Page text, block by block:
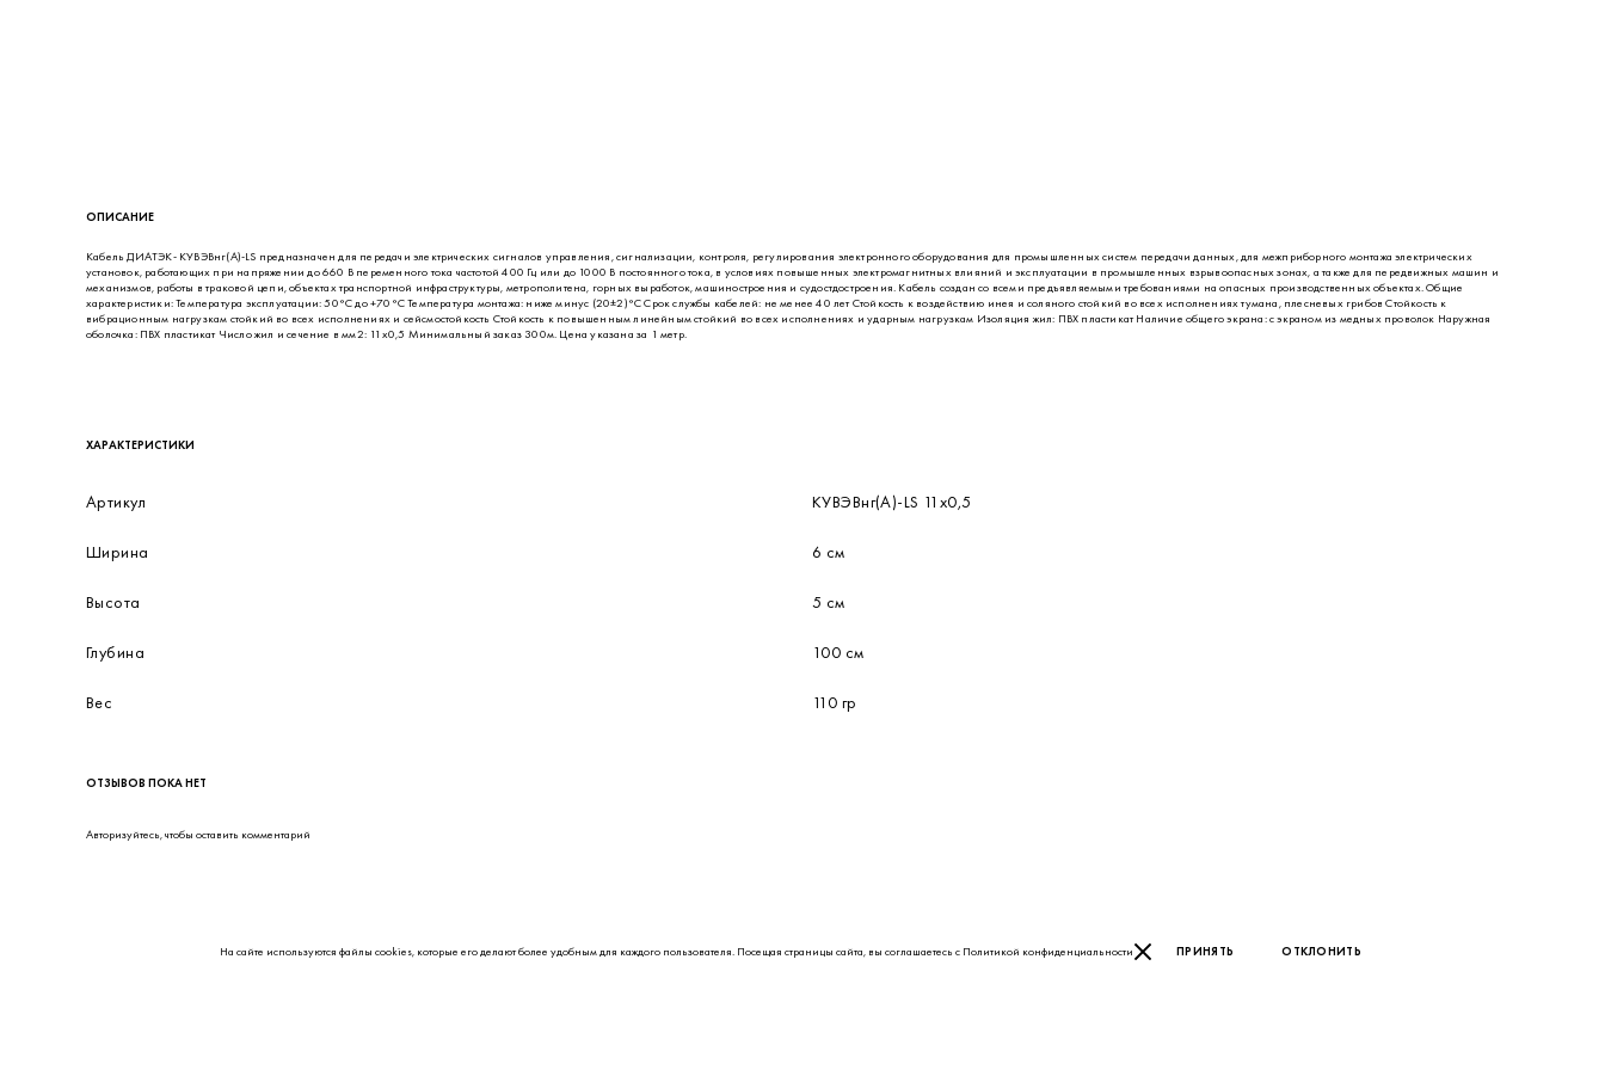
ОПИСАНИЕ
Кабель ДИАТЭК- КУВЭВнг(А)-LS предназначен для передачи электрических сигналов управления, сигнализации, контроля, регулирования электронного оборудования для промышленных систем передачи данных, для межприборного монтажа электрических
установок, работающих при напряжении до 660 В переменного тока частотой 400 Гц или до 1000 В постоянного тока, в условиях повышенных электромагнитных влияний и эксплуатации в промышленных взрывоопасных зонах, а также для передвижных машин и
механизмов, работы в траковой цепи, объектах транспортной инфраструктуры, метрополитена, горных выработок, машиностроения и судостдостроения. Кабель создан со всеми предъявляемыми требованиями на опасных производственных объектах. Общие
характеристики: Температура эксплуатации: 50°С до +70°С Температура монтажа: ниже минус (20±2)°С Срок службы кабелей: не менее 40 лет Стойкость к воздействию инея и соляного стойкий во всех исполнениях тумана, плесневых грибов Стойкость к
вибрационным нагрузкам стойкий во всех исполнениях и сейсмостойкость Стойкость к повышенным линейным стойкий во всех исполнениях и ударным нагрузкам Изоляция жил: ПВХ пластикат Наличие общего экрана: с экраном из медных проволок Наружная
оболочка: ПВХ пластикат Число жил и сечение в мм2: 11х0,5 Минимальный заказ 300м. Цена указана за 1 метр.
ХАРАКТЕРИСТИКИ
Артикул КУВЭВнг(А)-LS 11х0,5
Ширина 6 см
Высота 5 см
Глубина 100 см
Вес 110 гр
ОТЗЫВОВ ПОКА НЕТ
Авторизуйтесь, чтобы оставить комментарий
На сайте используются файлы cookies, которые его делают более удобным для каждого пользователя. Посещая страницы сайта, вы соглашаетесь с Политикой конфиденциальности ПРИНЯТЬ ОТКЛОНИТЬ